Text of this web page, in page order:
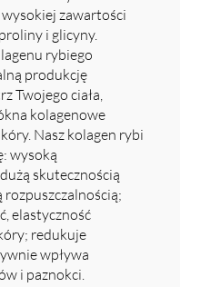
zawartości
i glicyny.
rybiego
produkcję
Twojego ciała,
kolagenowe
Nasz kolagen rybi
wysoką
skutecznością
rozpuszczalnością;
elastyczność
redukuje
wpływa
i paznokci.